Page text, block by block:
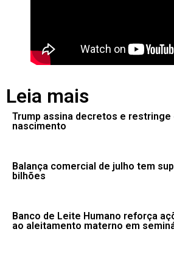
Leia mais
Trump assina decretos e restringe
nascimento
Balança comercial de julho tem
bilhões
Banco de Leite Humano reforça
ao aleitamento materno em